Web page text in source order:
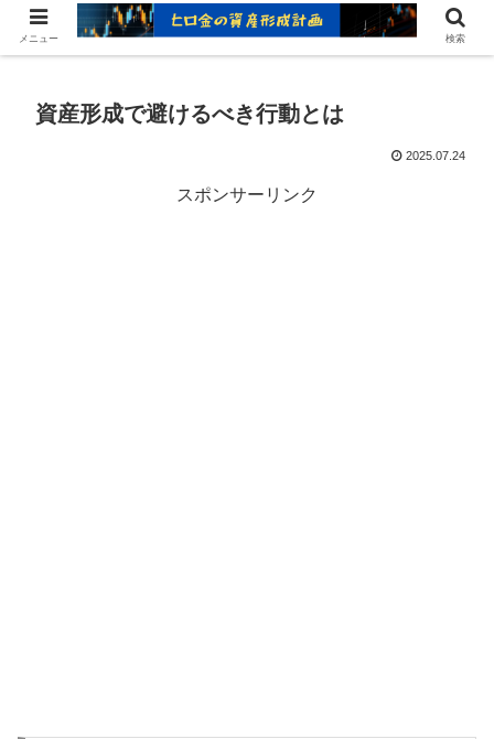
ヒロ金の資産形成レシピ：賢いお金の増やし方
資産形成で避けるべき行動とは
2025.07.24
スポンサーリンク
メニュー 検索